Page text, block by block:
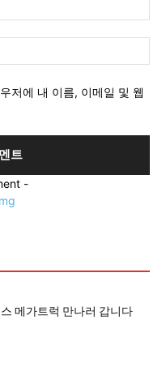
메
일
사
저에 내 이름, 이메일 및 웹
-
메가트럭 만나러 갑니다